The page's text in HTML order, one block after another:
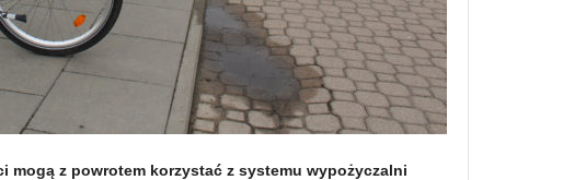
mogą z powrotem korzystać z systemu wypożyczalni